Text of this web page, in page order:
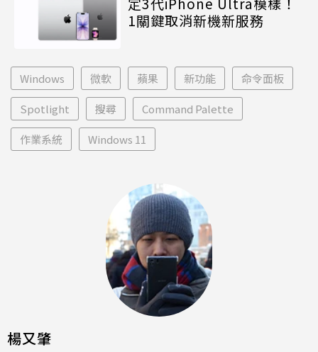
1關鍵取消新機新服務
Windows 微軟 蘋果 新功能 命令面板
Spotlight 搜尋 Command Palette
作業系統 Windows 11
楊又肇